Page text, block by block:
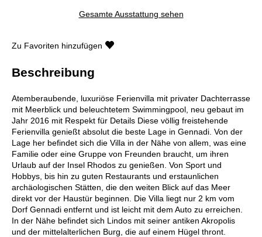
Gesamte Ausstattung sehen
Zu Favoriten hinzufügen
Beschreibung
Atemberaubende, luxuriöse Ferienvilla mit privater Dachterrasse
mit Meerblick und beleuchtetem Swimmingpool, neu gebaut im
Jahr 2016 mit Respekt für Details Diese völlig freistehende
Ferienvilla genießt absolut die beste Lage in Gennadi. Von der
Lage her befindet sich die Villa in der Nähe von allem, was eine
Familie oder eine Gruppe von Freunden braucht, um ihren
Urlaub auf der Insel Rhodos zu genießen. Von Sport und
Hobbys, bis hin zu guten Restaurants und erstaunlichen
archäologischen Stätten, die den weiten Blick auf das Meer
direkt vor der Haustür beginnen. Die Villa liegt nur 2 km vom
Dorf Gennadi entfernt und ist leicht mit dem Auto zu erreichen.
In der Nähe befindet sich Lindos mit seiner antiken Akropolis
und der mittelalterlichen Burg, die auf einem Hügel thront.